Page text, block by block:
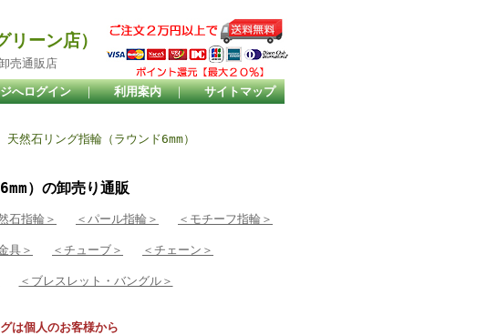
ーン店）
売通販店
へログイン ｜ 利用案内 ｜ サイトマップ
天然石リング指輪（ラウンド6mm）
）の卸売り通販
石指輪＞ ＜パール指輪＞ ＜モチーフ指輪＞
具＞ ＜チューブ＞ ＜チェーン＞
＜ブレスレット・バングル＞
は個人のお客様から